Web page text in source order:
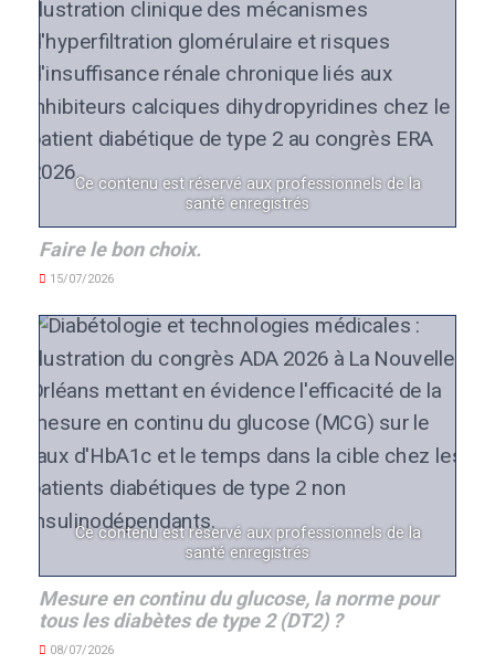
Ce contenu est réservé aux professionnels de la
santé enregistrés
Faire le bon choix.
15/07/2026
Ce contenu est réservé aux professionnels de la
santé enregistrés
Mesure en continu du glucose, la norme pour
tous les diabètes de type 2 (DT2) ?
08/07/2026